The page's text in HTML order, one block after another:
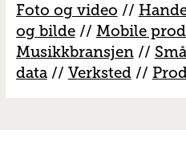
Foto og video //
og bilde// Mobile
Musikkbransjen// S
data// Verksted//